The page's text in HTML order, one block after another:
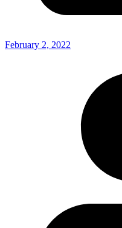
February 2, 2022